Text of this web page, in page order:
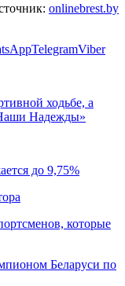
onlinebrest.by
TelegramViber
ходьбе, а
Надежды»
до 9,75%
которые
Беларуси по